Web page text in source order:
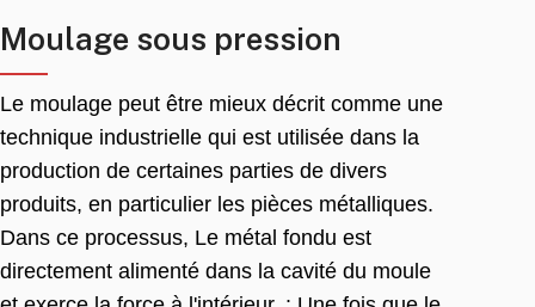
Moulage sous pression
Le moulage peut être mieux décrit comme une
technique industrielle qui est utilisée dans la
production de certaines parties de divers
produits, en particulier les pièces métalliques.
Dans ce processus, Le métal fondu est
directement alimenté dans la cavité du moule